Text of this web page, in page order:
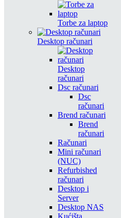
Torbe za laptop
Desktop računari
Desktop
računari
Dsc računari
Dsc
računari
Brend računari
Brend
računari
Računari
Mini računari
(NUC)
Refurbished
računari
Desktop i
Server
Desktop NAS
Kućišta